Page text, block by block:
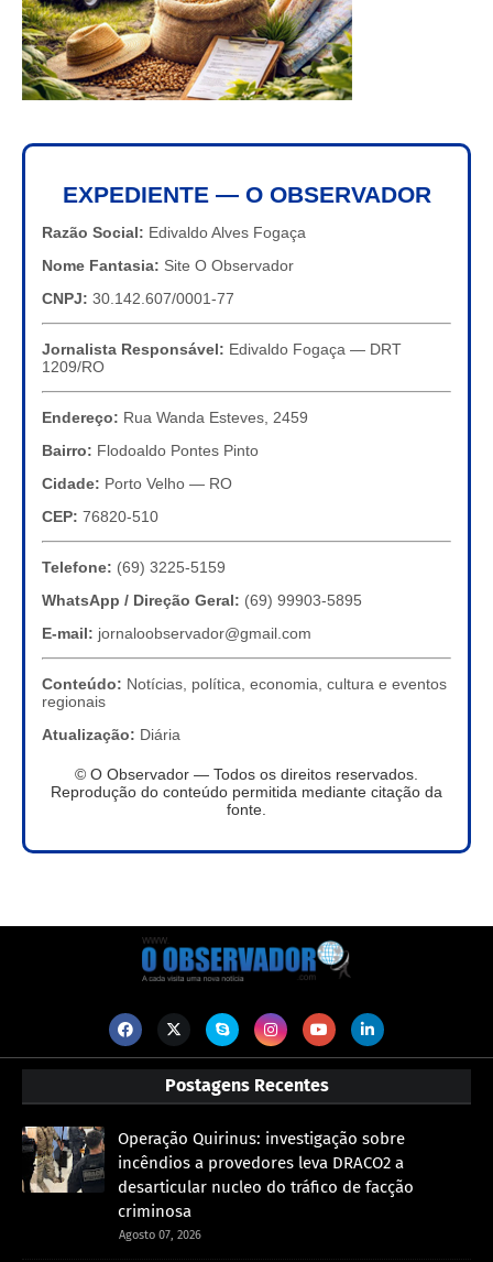
EXPEDIENTE — O OBSERVADOR
Razão Social: Edivaldo Alves Fogaça
Nome Fantasia: Site O Observador
CNPJ: 30.142.607/0001-77
Jornalista Responsável: Edivaldo Fogaça — DRT
1209/RO
Endereço: Rua Wanda Esteves, 2459
Bairro: Flodoaldo Pontes Pinto
Cidade: Porto Velho — RO
CEP: 76820-510
Telefone: (69) 3225-5159
WhatsApp / Direção Geral: (69) 99903-5895
E-mail: jornaloobservador@gmail.com
Conteúdo: Notícias, política, economia, cultura e eventos
regionais
Atualização: Diária
© O Observador — Todos os direitos reservados.
Reprodução do conteúdo permitida mediante citação da
fonte.
Postagens Recentes
Operação Quirinus: investigação sobre
incêndios a provedores leva DRACO2 a
desarticular nucleo do tráfico de facção
criminosa
Agosto 07, 2026